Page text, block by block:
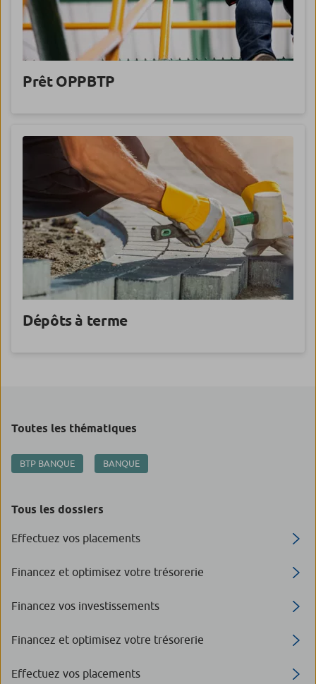
Prêt OPPBTP
Dépôts à terme
Toutes les thématiques
BTP BANQUE BANQUE
Tous les dossiers
Effectuez vos placements
Financez et optimisez votre trésorerie
Financez vos investissements
Financez et optimisez votre trésorerie
Effectuez vos placements